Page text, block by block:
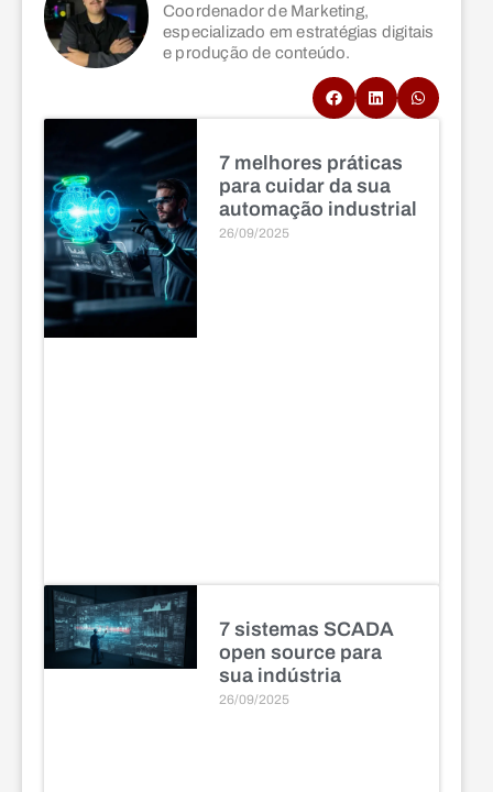
Coordenador de Marketing,
especializado em estratégias digitais
e produção de conteúdo.
7 melhores práticas
para cuidar da sua
automação industrial
26/09/2025
7 sistemas SCADA
open source para
sua indústria
26/09/2025